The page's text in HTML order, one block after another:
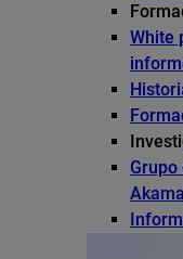
White